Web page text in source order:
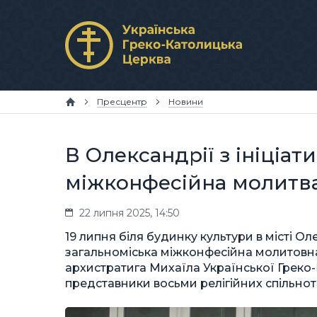
Пресцентр Новини
В Олександрії з
міжконфесійна
22 липня 2025, 14:50
19 липня біля будинку культури в місті
загальноміська міжконфесійна
архистратига Михаїла Української
представники восьми релігійних спільнот